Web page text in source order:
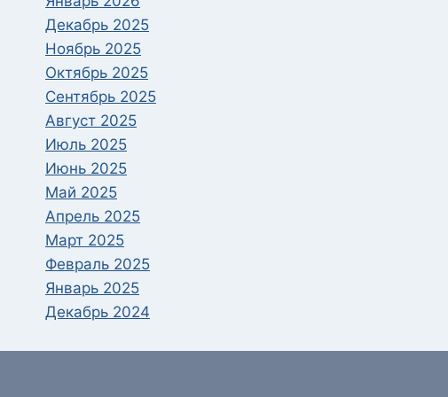
Декабрь 2025
Ноябрь 2025
Октябрь 2025
Сентябрь 2025
Август 2025
Июль 2025
Июнь 2025
Май 2025
Апрель 2025
Март 2025
Февраль 2025
Январь 2025
Декабрь 2024